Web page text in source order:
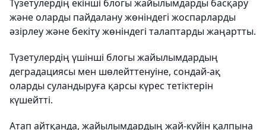
Түзетулердің екінші блогы жайылымдарды басқару
және оларды пайдалану жөніндегі жоспарларды
әзірлеу және бекіту жөніндегі талаптарды жаңартты.
Түзетулердің үшінші блогы жайылымдардың
деградациясы мен шөлейттенуіне, сондай-ақ
оларды суландыруға қарсы күрес тетіктерін
күшейтті.
Атап айтқанда, жайылымдардың жай-күйін қалпына